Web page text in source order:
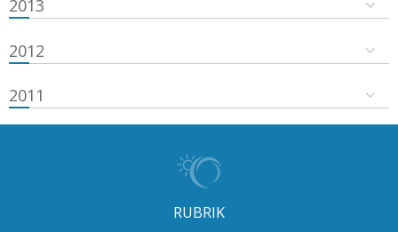
2013
2012
2011
RUBRIK